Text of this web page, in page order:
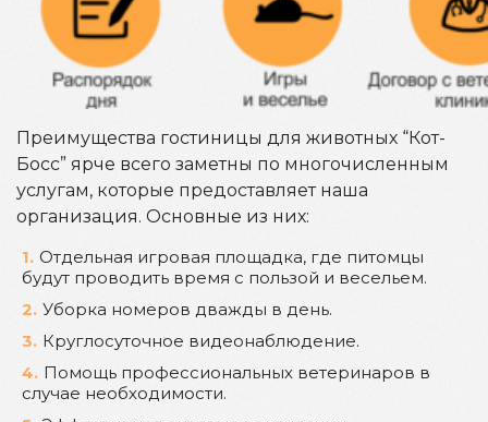
Преимущества гостиницы для животных “Кот-
Босс” ярче всего заметны по многочисленным
услугам, которые предоставляет наша
организация. Основные из них:
Отдельная игровая площадка, где питомцы
будут проводить время с пользой и весельем.
Уборка номеров дважды в день.
Круглосуточное видеонаблюдение.
Помощь профессиональных ветеринаров в
случае необходимости.